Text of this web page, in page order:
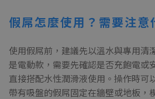
假屌怎麼使用？需要注意
使用假屌前，建議先以溫水與專用清
是電動款，需要先確認是否充飽電或
直接搭配水性潤滑液使用。操作時可
帶有吸盤的假屌固定在牆壁或地板，